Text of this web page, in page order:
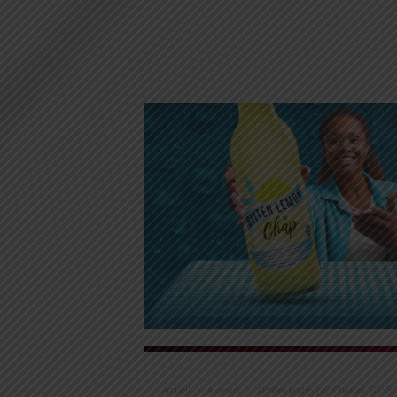
Accueil Auteurs Articles postés par Charbel